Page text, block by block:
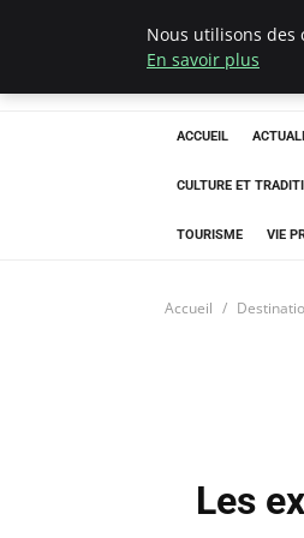
ACCUEIL
CULTURE ET
TOURISME VIE
Accueil
Les
Nous utilisons des
En savoir plus